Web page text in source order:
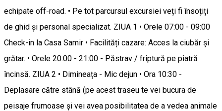
echipate off-road. • Pe tot parcursul excursiei veți fi însoțiți
de ghid și personal specializat. ZIUA 1 • Orele 07:00 - 09:00
Check-in la Casa Samir • Facilități cazare: Acces la ciubăr și
grătar. • Orele 20:00 - 21:00 - Păstrav / friptură pe piatră
încinsă. ZIUA 2 • Dimineața - Mic dejun • Ora 10:30 -
Deplasare către stână (pe acest traseu te vei bucura de
peisaje frumoase și vei avea posibilitatea de a vedea animale